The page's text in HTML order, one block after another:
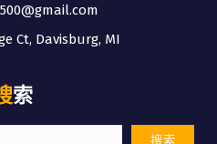
Ct, Davisburg, MI
搜索